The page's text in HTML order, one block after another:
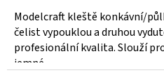
Modelcraft kleště konkávní/
čelist vypouklou a druhou
profesionální kvalita. Slouží
jemné...